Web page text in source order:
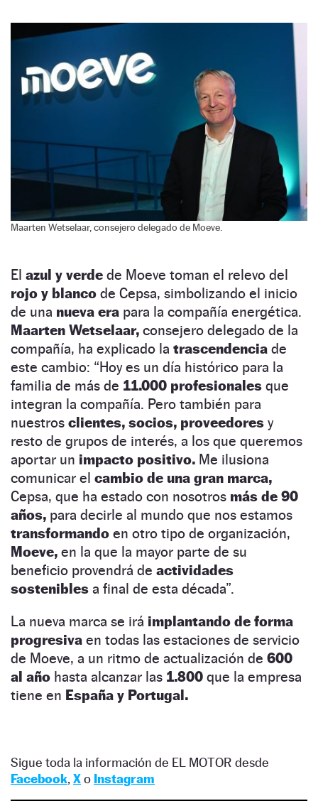
Maarten Wetselaar, consejero delegado de Moeve.
El azul y verde de Moeve toman el relevo del
rojo y blanco de Cepsa, simbolizando el inicio
de una nueva era para la compañía energética.
Maarten Wetselaar, consejero delegado de la
compañía, ha explicado la trascendencia de
este cambio: “Hoy es un día histórico para la
familia de más de 11.000 profesionales que
integran la compañía. Pero también para
nuestros clientes, socios, proveedores y
resto de grupos de interés, a los que queremos
aportar un impacto positivo. Me ilusiona
comunicar el cambio de una gran marca,
Cepsa, que ha estado con nosotros más de 90
años, para decirle al mundo que nos estamos
transformando en otro tipo de organización,
Moeve, en la que la mayor parte de su
beneficio provendrá de actividades
sostenibles a final de esta década”.
La nueva marca se irá implantando de forma
progresiva en todas las estaciones de servicio
de Moeve, a un ritmo de actualización de 600
al año hasta alcanzar las 1.800 que la empresa
tiene en España y Portugal.
Sigue toda la información de EL MOTOR desde
Facebook, Xo Instagram